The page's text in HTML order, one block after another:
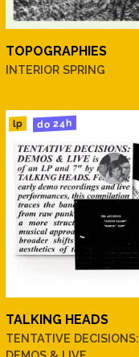
TOPOGRAPHIES
INTERIOR SPRING
lp do 24h
TALKING HEADS
TENTATIVE DECISIONS: